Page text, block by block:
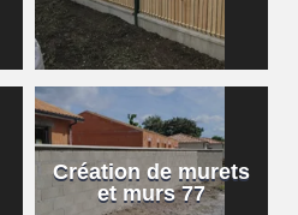
Création de murets
et murs 77